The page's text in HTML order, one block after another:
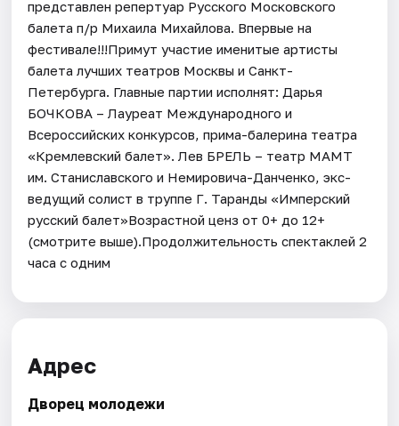
представлен репертуар Русского Московского
балета п/р Михаила Михайлова. Впервые на
фестивале!!!Примут участие именитые артисты
балета лучших театров Москвы и Санкт-
Петербурга. Главные партии исполнят: Дарья
БОЧКОВА – Лауреат Международного и
Всероссийских конкурсов, прима-балерина театра
«Кремлевский балет». Лев БРЕЛЬ – театр МАМТ
им. Станиславского и Немировича-Данченко, экс-
ведущий солист в труппе Г. Таранды «Имперский
русский балет»Возрастной ценз от 0+ до 12+
(смотрите выше).Продолжительность спектаклей 2
часа с одним
Адрес
Дворец молодежи